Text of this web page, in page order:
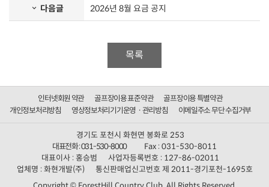
다음글 2026년 8월 요금 공지
목록
인터넷회원 약관 골프장이용 표준약관
골프장이용 특별약관
개인정보처리방침
영상정보처리기기운영ㆍ관리방침 이메일주소 무단 수집거부
경기도 포천시 화현면 봉화로 253
대표전화 : 031-530-8000
Fax : 031-530-8011
대표이사 : 홍승범
사업자등록번호 : 127-86-02011
업체명 : 화현개발(주)
통신판매업신고번호 제 2011-경기포천-1695호